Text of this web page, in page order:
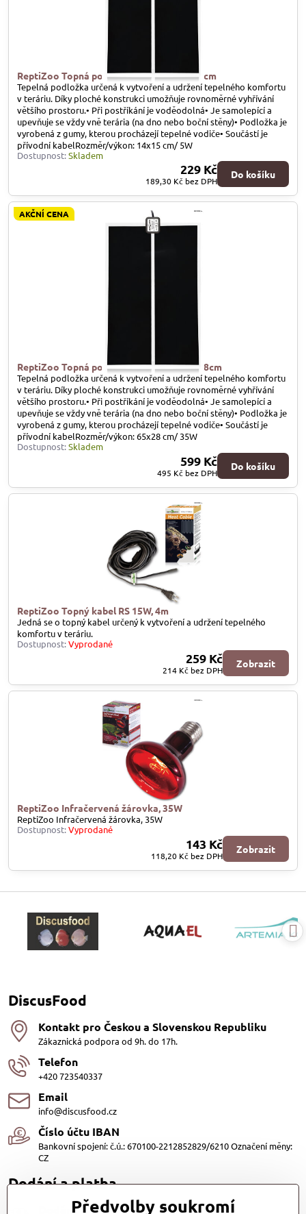
ReptiZoo Topná podložka SHM 5W, 14x15cm
Tepelná podložka určená k vytvoření a udržení tepelného komfortu
v teráriu. Díky ploché konstrukci umožňuje rovnoměrné vyhřívání
většího prostoru.• Při postříkání je voděodolná• Je samolepící a
upevňuje se vždy vně terária (na dno nebo boční stěny)• Podložka je
vyrobená z gumy, kterou procházejí tepelné vodiče• Součástí je
přívodní kabelRozměr/výkon: 14x15 cm/ 5W
Dostupnost:Skladem
229 Kč
189,30 Kč bez DPH
Do košíku
ReptiZoo Topná podložka SHM 35W, 65x28cm
AKČNÍ CENA
Tepelná podložka určená k vytvoření a udržení tepelného komfortu
v teráriu. Díky ploché konstrukci umožňuje rovnoměrné vyhřívání
většího prostoru.• Při postříkání je voděodolná• Je samolepící a
upevňuje se vždy vně terária (na dno nebo boční stěny)• Podložka je
vyrobená z gumy, kterou procházejí tepelné vodiče• Součástí je
přívodní kabelRozměr/výkon: 65x28 cm/ 35W
Dostupnost:Skladem
599 Kč
495 Kč bez DPH
Do košíku
ReptiZoo Topný kabel RS 15W, 4m
Jedná se o topný kabel určený k vytvoření a udržení tepelného
komfortu v teráriu.
Dostupnost:Vyprodané
259 Kč
214 Kč bez DPH
Zobrazit
ReptiZoo Infračervená žárovka, 35W
ReptiZoo Infračervená žárovka, 35W
Dostupnost:Vyprodané
143 Kč
118,20 Kč bez DPH
Zobrazit
DiscusFood
Kontakt pro Českou a Slovenskou Republiku
Zákaznická podpora od 9h. do 17h.
Telefon
+420 723540337
Email
info@discusfood.cz
Číslo účtu IBAN
Bankovní spojení: č.ú.: 670100-2212852829/6210 Označení měny:
CZ
Dodání a platba
DodáníPředvolby soukromí